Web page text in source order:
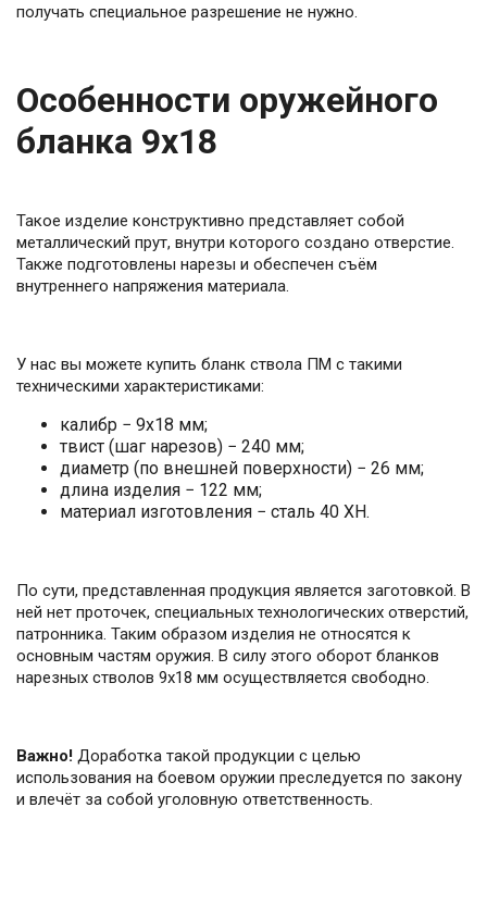
получать специальное разрешение не нужно.
Особенности оружейного
бланка 9х18
Такое изделие конструктивно представляет собой
металлический прут, внутри которого создано отверстие.
Также подготовлены нарезы и обеспечен съём
внутреннего напряжения материала.
У нас вы можете купить бланк ствола ПМ с такими
техническими характеристиками:
калибр − 9х18 мм;
твист (шаг нарезов) − 240 мм;
диаметр (по внешней поверхности) − 26 мм;
длина изделия − 122 мм;
материал изготовления − сталь 40 ХН.
По сути, представленная продукция является заготовкой. В
ней нет проточек, специальных технологических отверстий,
патронника. Таким образом изделия не относятся к
основным частям оружия. В силу этого оборот бланков
нарезных стволов 9х18 мм осуществляется свободно.
Важно! Доработка такой продукции с целью
использования на боевом оружии преследуется по закону
и влечёт за собой уголовную ответственность.